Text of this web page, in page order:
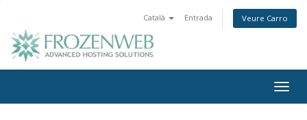
Català Entrada Veure Carro